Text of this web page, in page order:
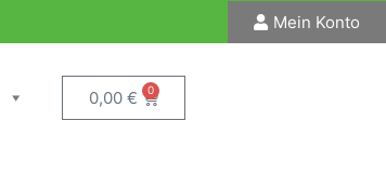
Mein Konto
0,00 € 0